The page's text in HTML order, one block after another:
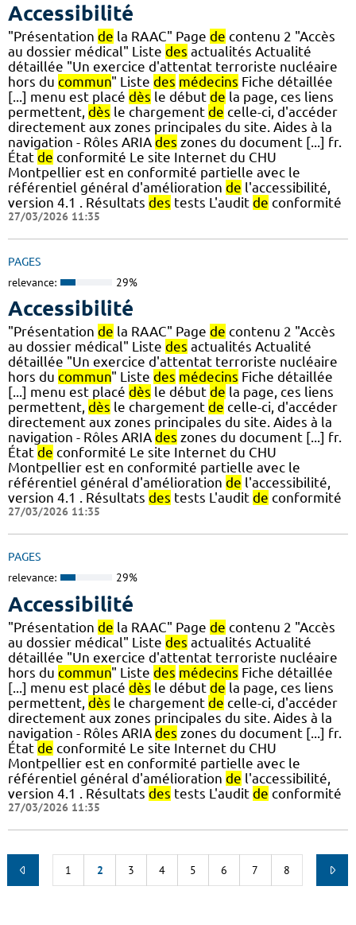
Accessibilité
"Présentation de la RAAC" Page de contenu 2 "Accès
au dossier médical" Liste des actualités Actualité
détaillée "Un exercice d'attentat terroriste nucléaire
hors du commun" Liste des médecins Fiche détaillée
[...] menu est placé dès le début de la page, ces liens
permettent, dès le chargement de celle-ci, d'accéder
directement aux zones principales du site. Aides à la
navigation - Rôles ARIA des zones du document [...] fr.
État de conformité Le site Internet du CHU
Montpellier est en conformité partielle avec le
référentiel général d'amélioration de l'accessibilité,
version 4.1 . Résultats des tests L'audit de conformité
27/03/2026 11:35
PAGES
relevance: 29%
Accessibilité
"Présentation de la RAAC" Page de contenu 2 "Accès
au dossier médical" Liste des actualités Actualité
détaillée "Un exercice d'attentat terroriste nucléaire
hors du commun" Liste des médecins Fiche détaillée
[...] menu est placé dès le début de la page, ces liens
permettent, dès le chargement de celle-ci, d'accéder
directement aux zones principales du site. Aides à la
navigation - Rôles ARIA des zones du document [...] fr.
État de conformité Le site Internet du CHU
Montpellier est en conformité partielle avec le
référentiel général d'amélioration de l'accessibilité,
version 4.1 . Résultats des tests L'audit de conformité
27/03/2026 11:35
PAGES
relevance: 29%
Accessibilité
"Présentation de la RAAC" Page de contenu 2 "Accès
au dossier médical" Liste des actualités Actualité
détaillée "Un exercice d'attentat terroriste nucléaire
hors du commun" Liste des médecins Fiche détaillée
[...] menu est placé dès le début de la page, ces liens
permettent, dès le chargement de celle-ci, d'accéder
directement aux zones principales du site. Aides à la
navigation - Rôles ARIA des zones du document [...] fr.
État de conformité Le site Internet du CHU
Montpellier est en conformité partielle avec le
référentiel général d'amélioration de l'accessibilité,
version 4.1 . Résultats des tests L'audit de conformité
27/03/2026 11:35
1 2 3 4 5 6 7 8